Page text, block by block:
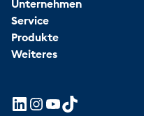
Unternehmen
Service
Produkte
Weiteres